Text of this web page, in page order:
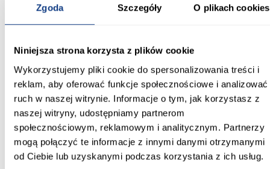
Zgoda Szczegóły O plikach cookies
Niniejsza strona korzysta z plików cookie
Wykorzystujemy pliki cookie do spersonalizowania treści i
reklam, aby oferować funkcje społecznościowe i analizować
ruch w naszej witrynie. Informacje o tym, jak korzystasz z
naszej witryny, udostępniamy partnerom
społecznościowym, reklamowym i analitycznym. Partnerzy
mogą połączyć te informacje z innymi danymi otrzymanymi
od Ciebie lub uzyskanymi podczas korzystania z ich usług.
drzwi przesuwne.
Szerokość [cm]:
180.00
Głębokość [cm]:
60.00
Wysokość [cm]: